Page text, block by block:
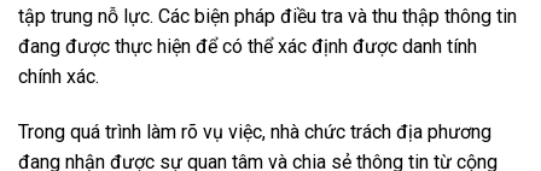
tập trung nỗ lực. Các biện pháp điều tra và thu thập thông tin
đang được thực hiện để có thể xác định được danh tính
chính xác.
Trong quá trình làm rõ vụ việc, nhà chức trách địa phương
đang nhận được sự quan tâm và chia sẻ thông tin từ cộng